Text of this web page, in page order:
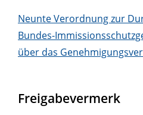
Neunte Verordnung zur
Bundes-
über das
Freigabevermerk